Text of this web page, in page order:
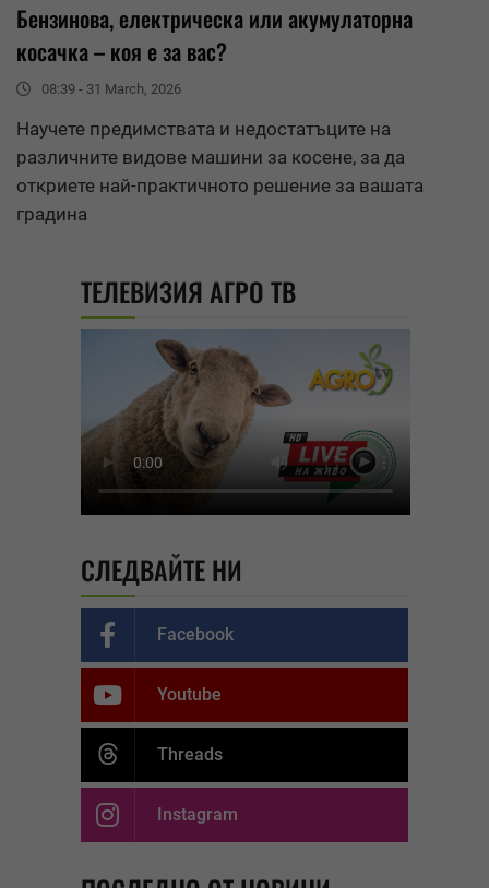
Бензинова, електрическа или акумулаторна
косачка – коя е за вас?
08:39 - 31 March, 2026
Научете предимствата и недостатъците на
различните видове машини за косене, за да
откриете най-практичното решение за вашата
градина
ТЕЛЕВИЗИЯ АГРО ТВ
СЛЕДВАЙТЕ НИ
Facebook
Youtube
Threads
Instagram